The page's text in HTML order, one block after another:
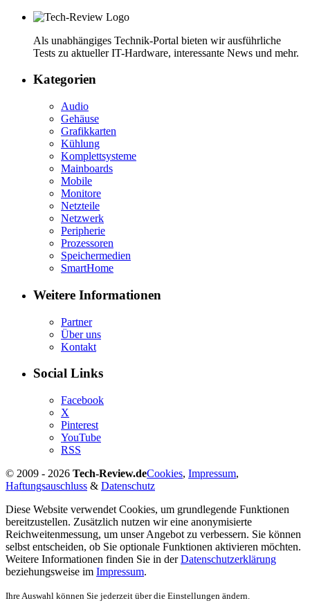
Als unabhängiges Technik-Portal bieten wir ausführliche
Tests zu aktueller IT-Hardware, interessante News und mehr.
Kategorien
Audio
Gehäuse
Grafikkarten
Kühlung
Komplettsysteme
Mainboards
Mobile
Monitore
Netzteile
Netzwerk
Peripherie
Prozessoren
Speichermedien
SmartHome
Weitere Informationen
Partner
Über uns
Kontakt
Social Links
Facebook
X
Pinterest
YouTube
RSS
© 2009 - 2026 Tech-Review.deCookies, Impressum,
Haftungsauschluss & Datenschutz
Diese Website verwendet Cookies, um grundlegende Funktionen
bereitzustellen. Zusätzlich nutzen wir eine anonymisierte
Reichweitenmessung, um unser Angebot zu verbessern. Sie können
selbst entscheiden, ob Sie optionale Funktionen aktivieren möchten.
Weitere Informationen finden Sie in derDatenschutzerklärung
beziehungsweise im Impressum.
Ihre Auswahl können Sie jederzeit über die Einstellungen ändern.